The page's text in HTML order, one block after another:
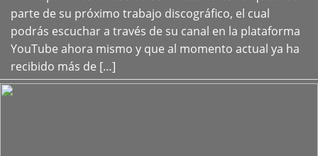
parte de su próximo trabajo discográfico, el cual
podrás escuchar a través de su canal en la plataforma
YouTube ahora mismo y que al momento actual ya ha
recibido más de […]